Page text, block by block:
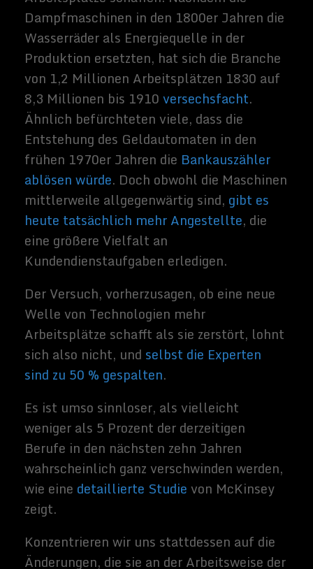
um die Arbeit zu erledigen. Spezialisten für
Arbeitsplatzgestaltung
nennen das
„Arbeitssysteme“.
Eines der wichtigsten Ergebnisse der
McKinsey-Studie war, dass etwa ein Drittel
der Aufgaben, die in 60 Prozent der
heutigen Arbeitsplätze erfüllt werden,
durch kommende Technologien
wahrscheinlich eliminiert oder erheblich
verändert werden. Mit anderen Worten, die
Arbeitsplätze wird weiterhin vorhanden
sein, aber das, was wir täglich tun, wird sich
drastisch ändern.
Bisher hatte die Robotik und andere
digitale Technologien
Auswirkungenauf die meisten
Rechtschreibprüfung und gefährliche,
schmutzige oder harte Aufgaben wie das
Anheben schwerer Reifen auf ein Rad an
einer Montagelinie. Durch Fortschritte im
KI- und Maschinellen Lernen wird das
Spektrum der betroffenen Aufgaben und
Berufe deutlich erweitert.
Integrierte Strategien
entwickeln
The economist beschäftgt sich seit Jahren
mit diesen Fragen im Rahmen seiner
laufenden Diskussionenüber die Arbeit für
das 21. Jahrhundert. In seinem kürzlich
erschienenen Buch „
Social Contract“ beschreibt er, warum die
Gesellschaft eine integrierte Strategie